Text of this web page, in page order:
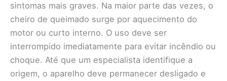
sintomas mais graves. Na maior parte das vezes, o
cheiro de queimado surge por aquecimento do
motor ou curto interno. O uso deve ser
interrompido imediatamente para evitar incêndio ou
choque. Até que um especialista identifique a
origem, o aparelho deve permanecer desligado e